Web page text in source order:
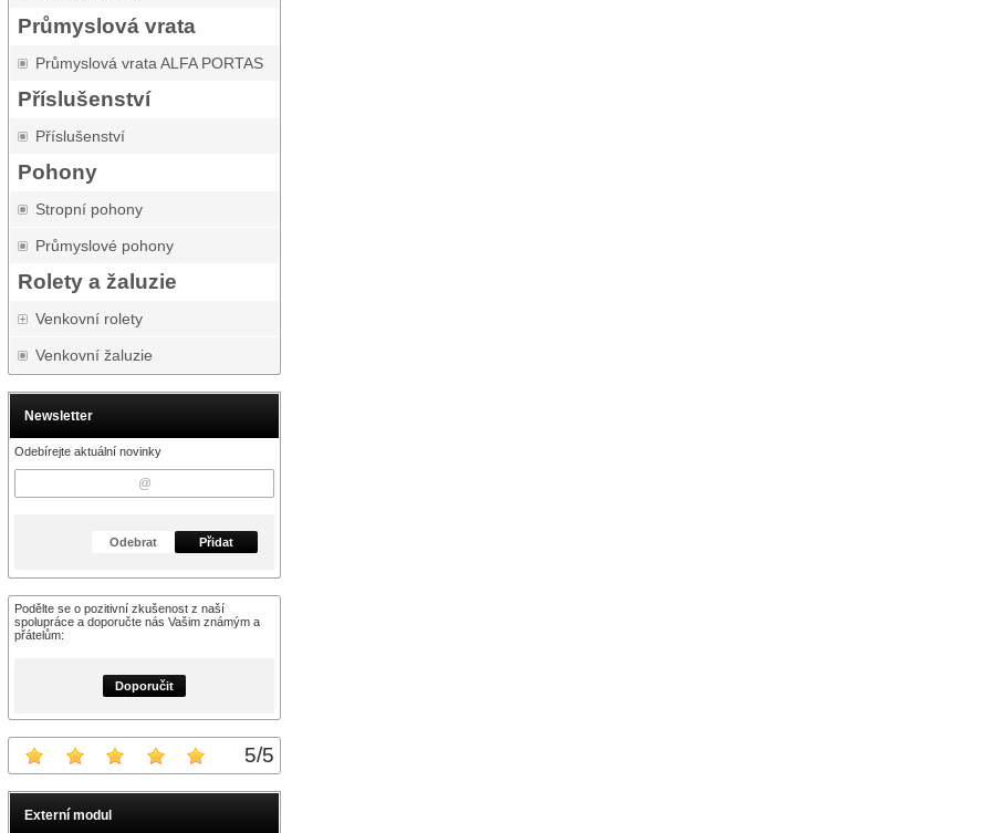
Průmyslová vrata
Průmyslová vrata ALFA PORTAS
Příslušenství
Příslušenství
Pohony
Stropní pohony
Průmyslové pohony
Rolety a žaluzie
Venkovní rolety
Venkovní žaluzie
Newsletter
Odebírejte aktuální novinky
Odebrat Přidat
Podělte se o pozitivní zkušenost z naší
spolupráce a doporučte nás Vašim známým a
přátelům:
Doporučit
5/5
Externí modul